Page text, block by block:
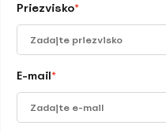
Priezvisko*
E-mail*